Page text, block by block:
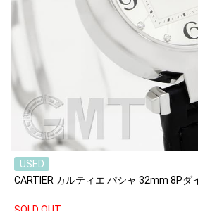
USED
CARTIER カルティエ パシャ 32mm 8Pダ